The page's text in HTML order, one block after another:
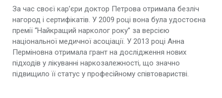
За час своєї кар’єри доктор Петрова отримала безліч
нагород і сертифікатів. У 2009 році вона була удостоєна
премії “Найкращий нарколог року” за версією
національної медичної асоціації. У 2013 році Анна
Перміновна отримала грант на дослідження нових
підходів у лікуванні наркозалежності, що значно
підвищило її статус у професійному співтоваристві.